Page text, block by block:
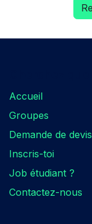
Accueil
Groupes
Demande de devis
Inscris-toi
Job étudiant ?
Contactez-nous